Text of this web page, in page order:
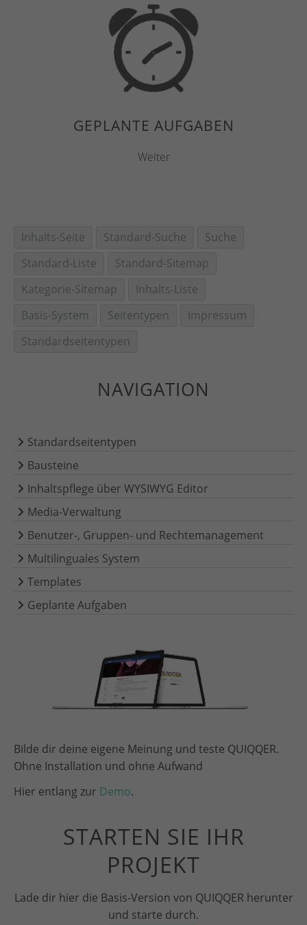
GEPLANTE AUFGABEN
Weiter
Inhalts-Seite Standard-Suche
Suche
Standard-Liste
Standard-Sitemap
Kategorie-Sitemap
Inhalts-Liste
Basis-System
Seitentypen
Impressum
Standardseitentypen
NAVIGATION
Standardseitentypen
Bausteine
Inhaltspflege über WYSIWYG Editor
Media-Verwaltung
Benutzer-, Gruppen- und Rechtemanagement
Multilinguales System
Templates
Geplante Aufgaben
Bilde dir deine eigene Meinung und teste QUIQQER.
Ohne Installation und ohne Aufwand
Hier entlang zur Demo.
STARTEN SIE IHR
PROJEKT
Lade dir hier die Basis-Version von QUIQQER herunter
und starte durch.